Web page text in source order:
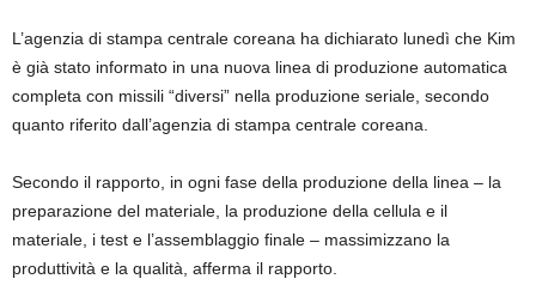
L’agenzia di stampa centrale coreana ha dichiarato lunedì che Kim
è già stato informato in una nuova linea di produzione automatica
completa con missili “diversi” nella produzione seriale, secondo
quanto riferito dall’agenzia di stampa centrale coreana.
Secondo il rapporto, in ogni fase della produzione della linea – la
preparazione del materiale, la produzione della cellula e il
materiale, i test e l’assemblaggio finale – massimizzano la
produttività e la qualità, afferma il rapporto.